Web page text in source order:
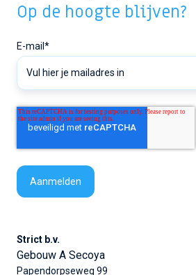
Op de hoogte blijven?
E-mail*
Strict b.v.
Gebouw A Secoya
Papendorpseweg 99